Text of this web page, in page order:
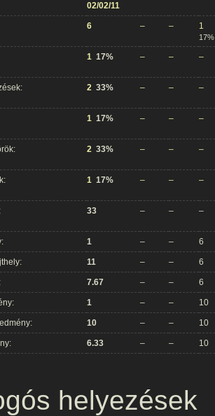
02/02/11
6 – – 1
17%
1 17% – – –
2 33% – – –
1 17% – – –
2 33% – – –
1 17% – – –
33 – – –
1 – – 6
11 – – 6
7.67 – – 6
1 – – 10
10 – – 10
6.33 – – 10
helyezések